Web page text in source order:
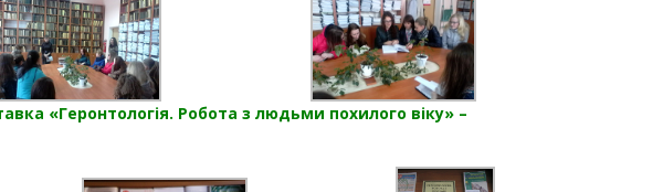
«Геронтологія. Робота з людьми похилого віку» –